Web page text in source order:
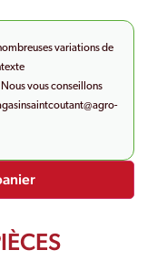
variations de
vous conseillons